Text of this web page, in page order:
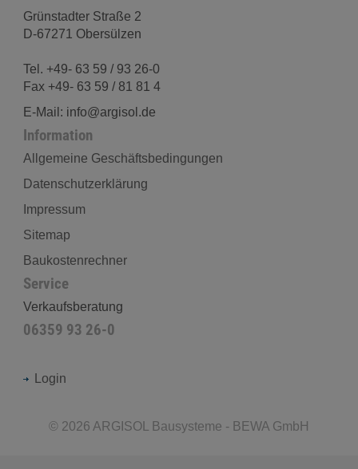
Grünstadter Straße 2
D-67271 Obersülzen
Tel. +49- 63 59 / 93 26-0
Fax +49- 63 59 / 81 81 4
E-Mail: info@argisol.de
Information
Allgemeine Geschäftsbedingungen
Datenschutzerklärung
Impressum
Sitemap
Baukostenrechner
Service
Verkaufsberatung
06359 93 26-0
Login
© 2026 ARGISOL Bausysteme - BEWA GmbH